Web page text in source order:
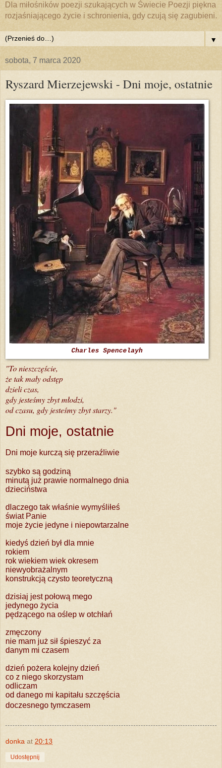
Dla miłośników poezji szukających w Świecie Poezji piękna
rozjaśniającego życie i schronienia, gdy czują się zagubieni.
▼
sobota, 7 marca 2020
Ryszard Mierzejewski - Dni moje, ostatnie
Charles Spencelayh
"To nieszczęście,
że tak mały odstęp
dzieli czas,
gdy jesteśmy zbyt młodzi,
od czasu, gdy jesteśmy zbyt starzy."
Dni moje, ostatnie
Dni moje kurczą się przeraźliwie
szybko są godziną
minutą już prawie normalnego dnia
dzieciństwa
dlaczego tak właśnie wymyśliłeś
świat Panie
moje życie jedyne i niepowtarzalne
kiedyś dzień był dla mnie
rokiem
rok wiekiem wiek okresem
niewyobrażalnym
konstrukcją czysto teoretyczną
dzisiaj jest połową mego
jedynego życia
pędzącego na oślep w otchłań
zmęczony
nie mam już sił śpieszyć za
danym mi czasem
dzień pożera kolejny dzień
co z niego skorzystam
odliczam
od danego mi kapitału szczęścia
doczesnego tymczasem
donka at 20:13
Udostępnij